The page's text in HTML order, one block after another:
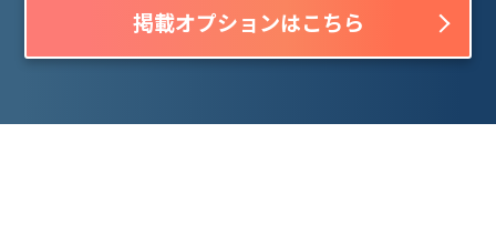
掲載オプションはこちら